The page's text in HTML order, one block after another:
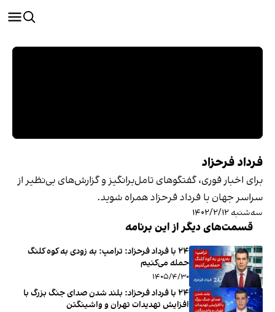
فرداد فرحزاد
برای اخبار فوری، گفتگوهای تامل‌برانگیز و گزارش‌های بی‌نظیر از
سراسر جهان با فرداد فرحزاد همراه شوید.
سه‌شنبه ۱۴۰۲/۲/۱۲
قسمت‌های دیگر از این برنامه
۲۴ با فرداد فرحزاد: ترامپ: به زودی به کوه کلنگ
حمله می‌کنیم
۱۴۰۵/۴/۳۰
۲۴ با فرداد فرحزاد: بلند شدن صدای جنگ بزرگ با
افزایش تهدیدات تهران و واشینگتن